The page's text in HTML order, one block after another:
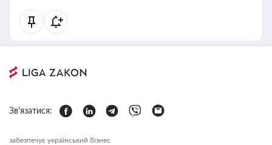
Зв'язатися:
забезпечує український бізнес